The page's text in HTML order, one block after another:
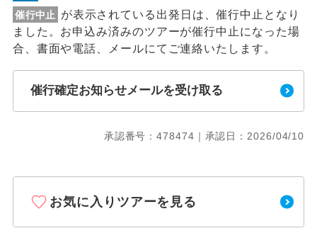
催行中止
が表示されている出発日は、催行中止となり
ました。お申込み済みのツアーが催行中止になった場
合、書面や電話、メールにてご連絡いたします。
催行確定お知らせメールを受け取る
承認番号：478474｜承認日：2026/04/10
お気に入りツアーを見る